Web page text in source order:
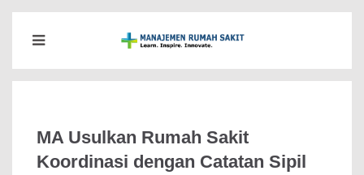
MA Usulkan Rumah Sakit
Koordinasi dengan Catatan Sipil